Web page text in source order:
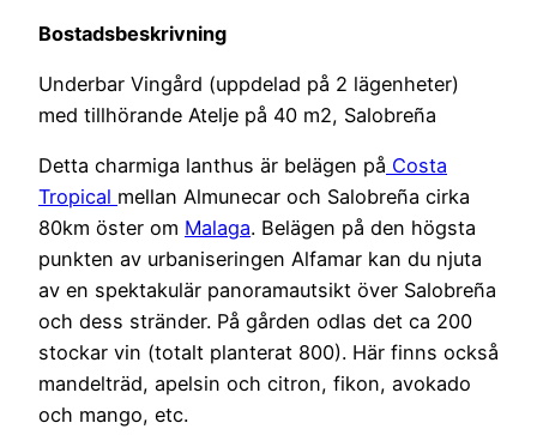
Bostadsbeskrivning
Underbar Vingård (uppdelad på 2 lägenheter)
med tillhörande Atelje på 40 m2, Salobreña
Detta charmiga lanthus är belägen på Costa
Tropical mellan Almunecar och Salobreña cirka
80km öster om Malaga. Belägen på den högsta
punkten av urbaniseringen Alfamar kan du njuta
av en spektakulär panoramautsikt över Salobreña
och dess stränder. På gården odlas det ca 200
stockar vin (totalt planterat 800). Här finns också
mandelträd, apelsin och citron, fikon, avokado
och mango, etc.